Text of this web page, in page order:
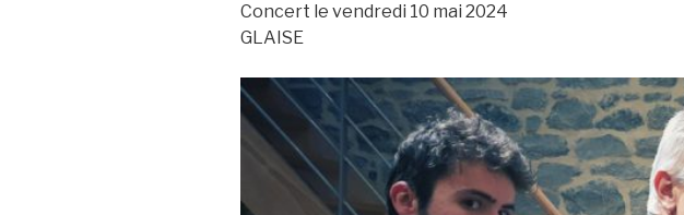
Concert le vendredi 10 mai 2024
GLAISE